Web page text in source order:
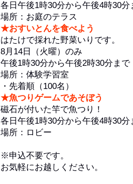
各日午後1時30分から午後4時30分
場所：お庭のテラス
★おすいとんを食べよう
はたけで採れた野菜いりです。
8月14日（火曜）のみ
午後1時30分から午後2時30分まで
場所：体験学習室
・先着順（100名）
★魚つりゲームであそぼう
磁石が付いた竿で魚つり！
各日午後1時30分から午後4時30分
場所：ロビー
※申込不要です。
お気軽にお越しください。